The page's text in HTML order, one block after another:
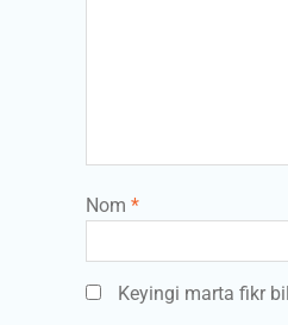
Nom *
Keyingi marta fikr